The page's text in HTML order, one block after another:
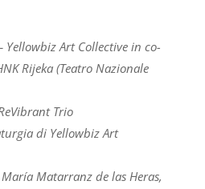
Yellowbiz Art Collective in co-
Rijeka (Teatro Nazionale
Trio
di Yellowbiz Art
Matarranz de las Heras,